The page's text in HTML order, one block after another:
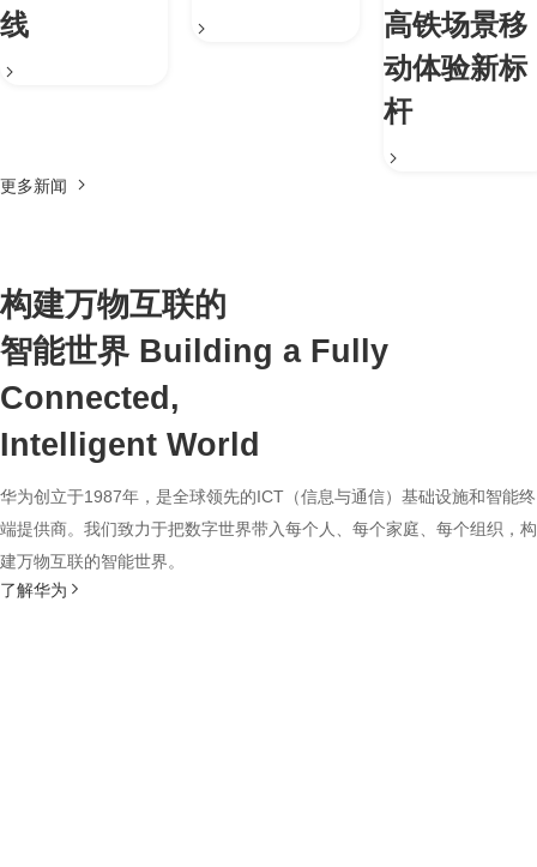
线
高铁场景移
动体验新标
杆
更多新闻
构建万物互联的
智能世界 Building a Fully
Connected,
Intelligent World
华为创立于1987年，是全球领先的ICT（信息与通信）基础设施和智能终
端提供商。我们致力于把数字世界带入每个人、每个家庭、每个组织，构
建万物互联的智能世界。
了解华为